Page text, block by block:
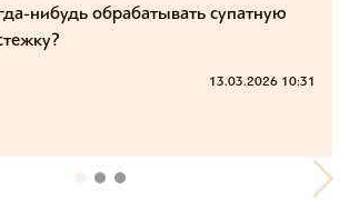
нибудь обрабатывать супатную
13.03.2026 10:31